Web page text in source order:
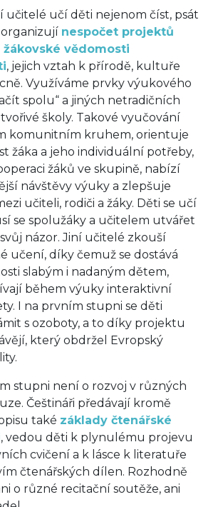
učitelé učí děti nejenom číst, psát
nespočet projektů
vědomosti
, jejich vztah k přírodě, kultuře
Využíváme prvky výukového
spolu“ a jiných netradičních
školy. Takové vyučování
komunitním kruhem, orientuje
žáka a jeho individuální potřeby,
žáků ve skupině, nabízí
návštěvy výuky a zlepšuje
učiteli, rodiči a žáky. Děti se učí
se spolužáky a učitelem utvářet
názor. Jiní učitelé zkouší
učení, díky čemuž se dostává
slabým i nadaným dětem,
během výuky interaktivní
I na prvním stupni se děti
s ozoboty, a to díky projektu
který obdržel Evropský
stupni není o rozvoj v různých
Češtináři předávají kromě
také základy čtenářské
, vedou děti k plynulému projevu
cvičení a k lásce k literatuře
čtenářských dílen. Rozhodně
o různé recitační soutěže, ani